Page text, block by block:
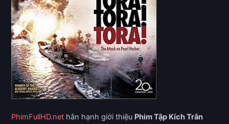
PhimFullHD.net hân hạnh giới thiệu Phim Tập Kích Trân